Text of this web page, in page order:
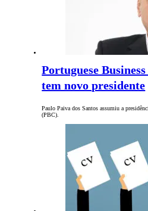
Portuguese
tem novo presidente
Paulo Paiva dos Santos assumiu a
(PBC).